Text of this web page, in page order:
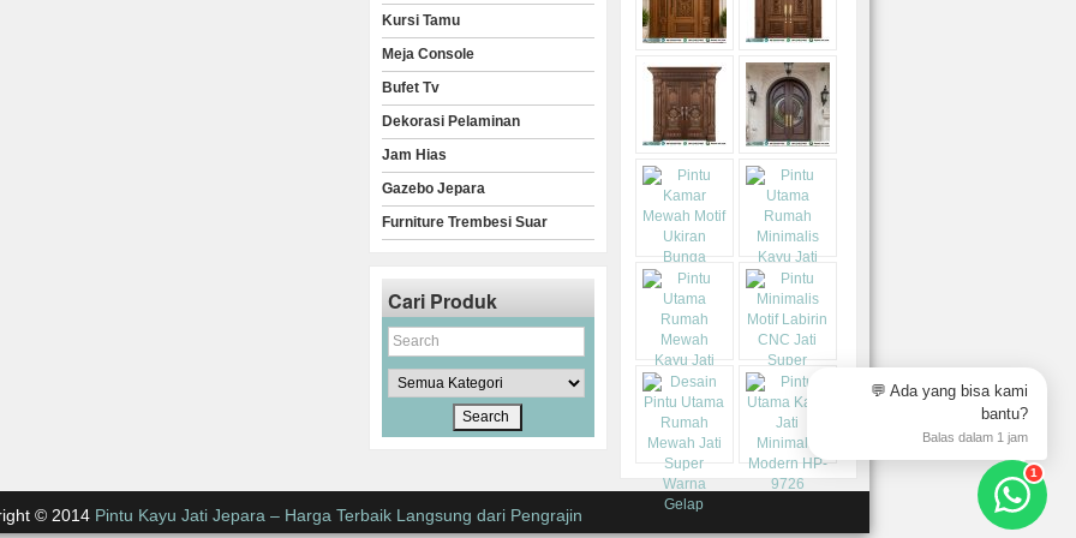
Kursi Tamu
Meja Console
Bufet Tv
Dekorasi Pelaminan
Jam Hias
Gazebo Jepara
Furniture Trembesi Suar
Cari Produk
© 2014 Pintu Kayu Jati Jepara – Harga Terbaik Langsung dari Pengrajin
💬 Ada yang bisa kami
bantu?
Balas dalam 1 jam
1